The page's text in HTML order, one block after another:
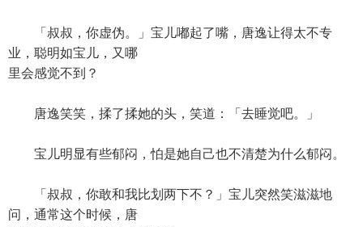
「叔叔，你虚伪。」宝儿嘟起了嘴，唐逸让得太不专
业，聪明如宝儿，又哪
里会感觉不到？
唐逸笑笑，揉了揉她的头，笑道：「去睡觉吧。」
宝儿明显有些郁闷，怕是她自己也不清楚为什么郁闷。
「叔叔，你敢和我比划两下不？」宝儿突然笑滋滋地
问，通常这个时候，唐